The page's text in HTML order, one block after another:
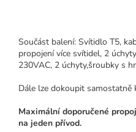
Součást balení: Svítidlo T5,
propojení více svítidel, 2
230VAC, 2 úchyty,šroubky s
Dále lze dokoupit samostatně
Maximální doporučené
na jeden přívod.